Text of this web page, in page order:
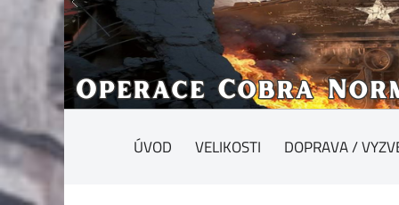
ÚVOD VELIKOSTI DOPRAVA /